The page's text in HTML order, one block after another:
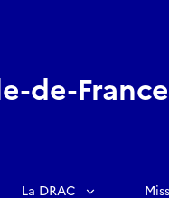
de-France
La DRAC